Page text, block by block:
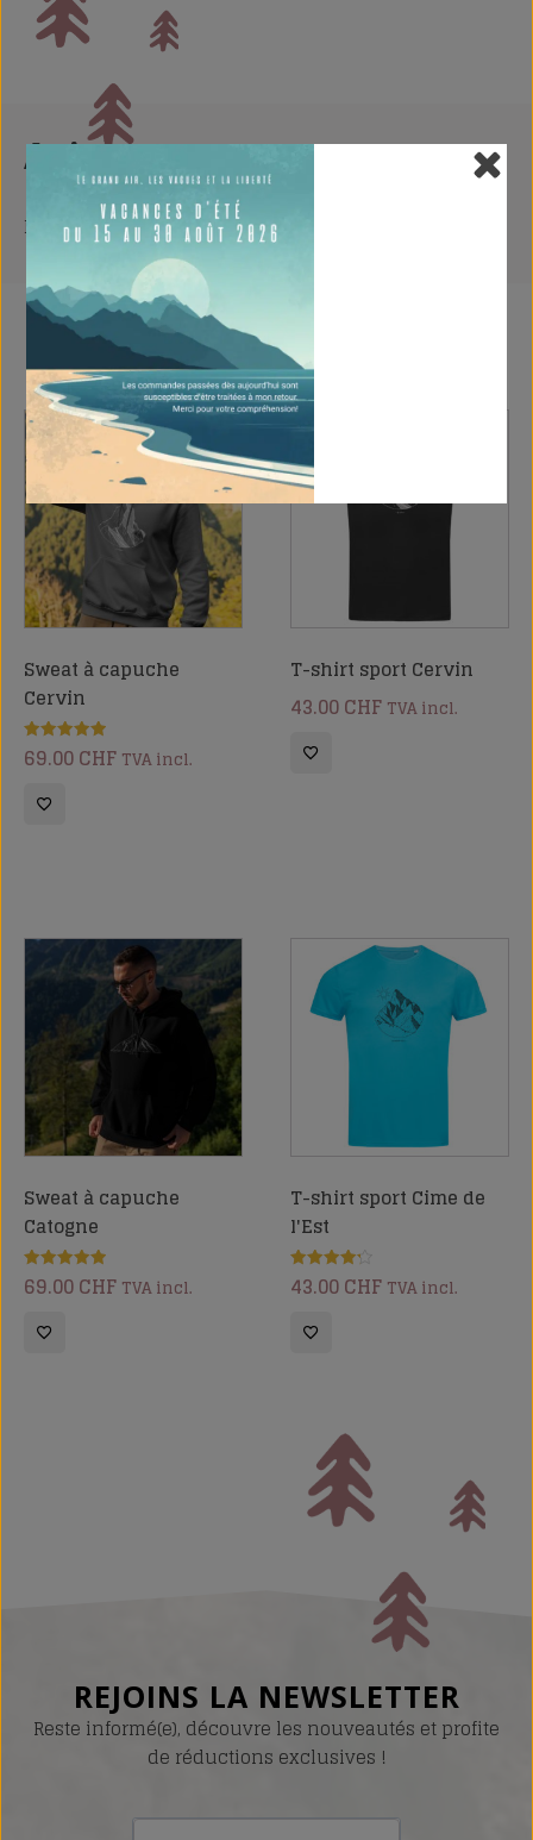
Avis
Il n’y a encore aucun avis
Tu pourrais aussi aimer
Sweat à capuche
Cervin
Note
5.00
69.00CHF TVA incl.
T-shirt sport Cervin
43.00CHF TVA incl.
Sweat à capuche
Catogne
Note
5.00
69.00CHF TVA incl.
T-shirt sport Cime de
l'Est
Note
4.25
43.00CHF TVA incl.
REJOINS LA NEWSLETTER
Reste informé(e), découvre les nouveautés et profite
de réductions exclusives !